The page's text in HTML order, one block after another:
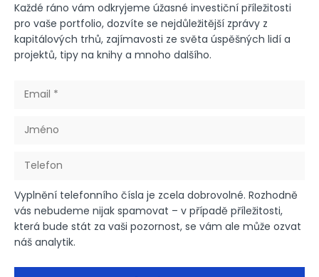
Každé ráno vám odkryjeme úžasné investiční příležitosti
pro vaše portfolio, dozvíte se nejdůležitější zprávy z
kapitálových trhů, zajímavosti ze světa úspěšných lidí a
projektů, tipy na knihy a mnoho dalšího.
Vyplnění telefonního čísla je zcela dobrovolné. Rozhodně
vás nebudeme nijak spamovat – v případě příležitosti,
která bude stát za vaši pozornost, se vám ale může ozvat
náš analytik.